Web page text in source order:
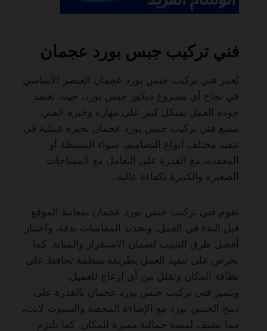
فني تركيب جبس بورد عجمان
يُعتبر فني تركيب جبس بورد عجمان العنصر الأساسي
في نجاح أي مشروع ديكور جبس بورد، حيث تعتمد
جودة العمل بشكل كبير على مهارة وخبرة الفني.
يتمتع فني تركيب جبس بورد عجمان بخبرة عملية في
تنفيذ مختلف أنواع التصاميم، سواء البسيطة أو
المعقدة، مع القدرة على التعامل مع المساحات
الصغيرة والكبيرة بكفاءة عالية.
يقوم فني تركيب جبس بورد عجمان بمعاينة الموقع
قبل البدء في العمل، وتحديد المقاسات بدقة، واختيار
أفضل طرق التثبيت لضمان الاستقرار والمتانة. كما
يحرص على تنفيذ العمل بطريقة منظمة تحافظ على
نظافة المكان وتقلل من أي إزعاج للعميل.
ويتميز فني تركيب جبس بورد عجمان بالقدرة على
دمج الجبس بورد مع الإضاءة المخفية والسبوت لايت،
مما يضيف لمسة جمالية مميزة للمكان. كما يلتزم